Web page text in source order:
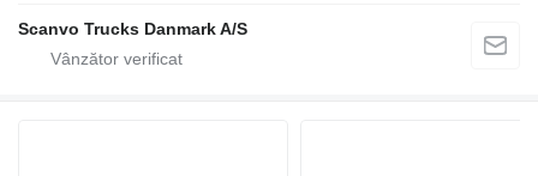
Scanvo Trucks Danmark A/S